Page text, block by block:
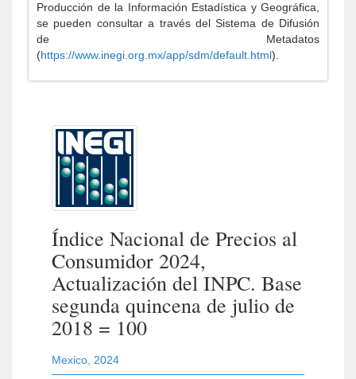
Producción de la Información Estadística y Geográfica,
se pueden consultar a través del Sistema de Difusión
de Metadatos
(https://www.inegi.org.mx/app/sdm/default.html).
Índice Nacional de Precios al
Consumidor 2024,
Actualización del INPC. Base
segunda quincena de julio de
2018 = 100
Mexico 2024